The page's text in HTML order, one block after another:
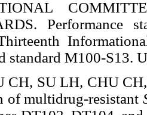
Performance
standard M100-
CH, SU LH, CHU
of multidrug-resistant